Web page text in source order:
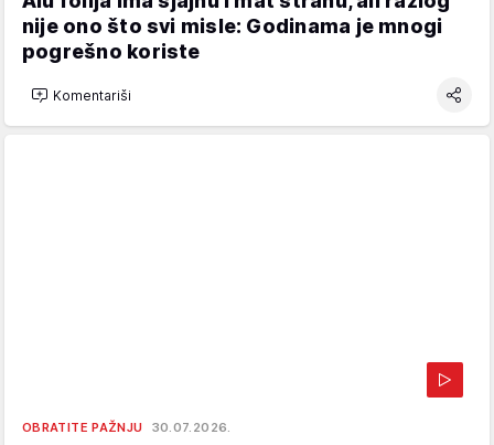
nije ono što svi misle: Godinama je mnogi
pogrešno koriste
Komentariši
OBRATITE PAŽNJU 30.07.2026.